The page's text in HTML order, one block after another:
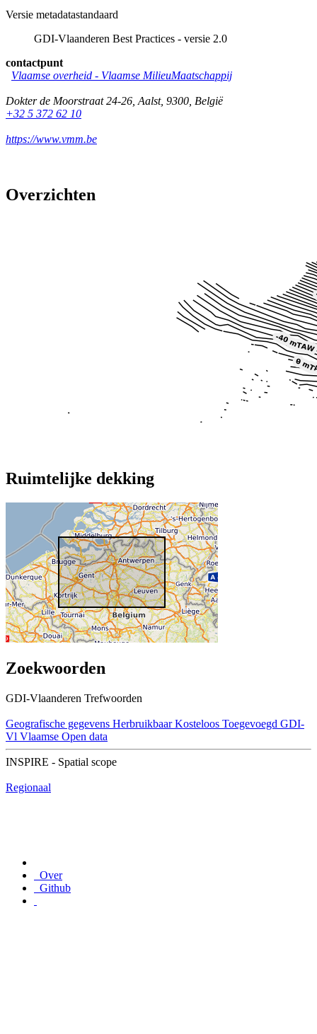
Versie metadatastandaard
GDI-Vlaanderen Best Practices - versie 2.0
contactpunt
Vlaamse overheid - Vlaamse MilieuMaatschappij
Dokter de Moorstraat 24-26 Aalst, 9300 België
+32 5 372 62 10
https://www.vmm.be
Overzichten
Ruimtelijke dekking
Zoekwoorden
GDI-Vlaanderen Trefwoorden
Geografische gegevens Herbruikbaar Kosteloos Toegevoegd GDI-
Vl Vlaamse Open data
INSPIRE - Spatial scope
Regionaal
Over
Github